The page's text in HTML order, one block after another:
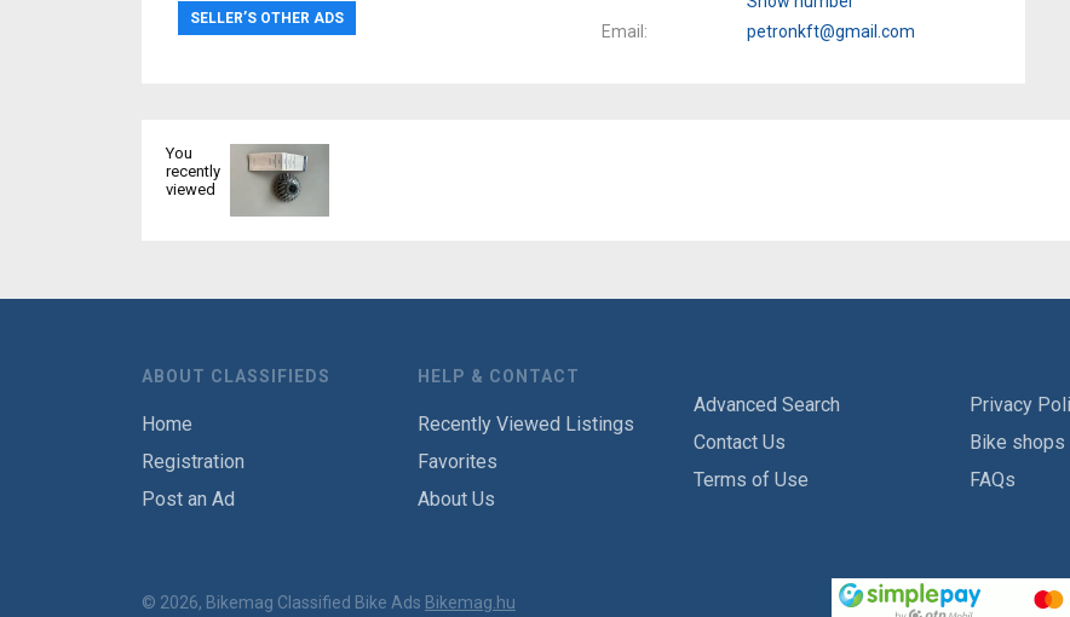
SELLER’S OTHER ADS
Email
petronkft@gmail.com
You
recently
viewed
ABOUT CLASSIFIEDS
Home
Registration
Post an Ad
HELP & CONTACT
Recently Viewed Listings
Favorites
About Us
Advanced Search
Contact Us
Terms of Use
Privacy
Bike
FAQs
© 2026, Bikemag Classified Bike Ads Bikemag.hu